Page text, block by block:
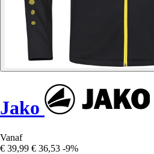
Jako
Vanaf
€ 39,99 € 36,53 -9%